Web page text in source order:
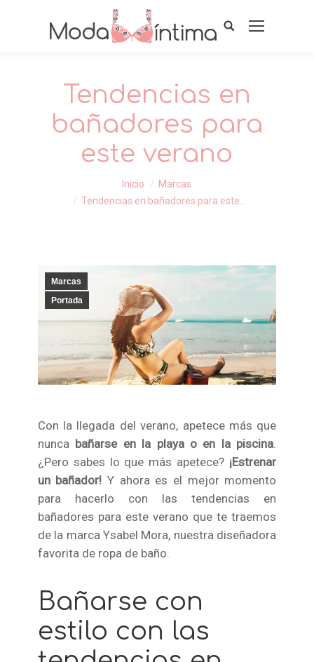
Tendencias en
bañadores para
este verano
Inicio
Marcas
Tendencias en bañadores para este…
Marcas
Portada
Con la llegada del verano, apetece más que
nunca bañarse en la playa o en la piscina.
¿Pero sabes lo que más apetece? ¡Estrenar
un bañador! Y ahora es el mejor momento
para hacerlo con las tendencias en
bañadores para este verano que te traemos
de la marca Ysabel Mora, nuestra diseñadora
favorita de ropa de baño.
Bañarse con
estilo con las